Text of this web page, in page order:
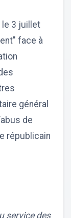
le 3 juillet
face à
général
de
républicain
service des